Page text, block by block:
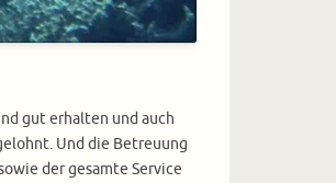
gut erhalten und auch
Und die Betreuung
der gesamte Service